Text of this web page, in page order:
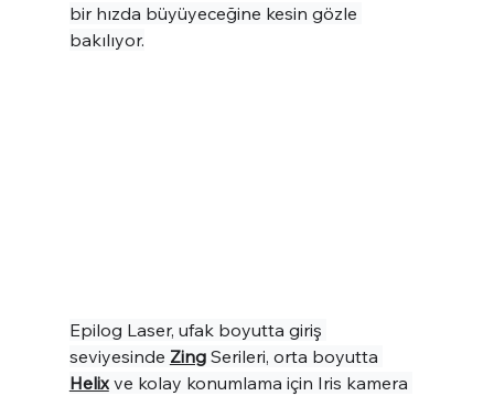
bir hızda büyüyeceğine kesin gözle
bakılıyor.
Epilog Laser, ufak boyutta giriş
seviyesinde Zing Serileri, orta boyutta
Helix ve kolay konumlama için Iris kamera